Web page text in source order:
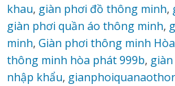
khau, giàn phơi đồ thông minh,
giàn phơi quần áo thông minh,
minh,Giàn phơi thông minh
thông minh hòa phát 999b,
nhập khẩu,